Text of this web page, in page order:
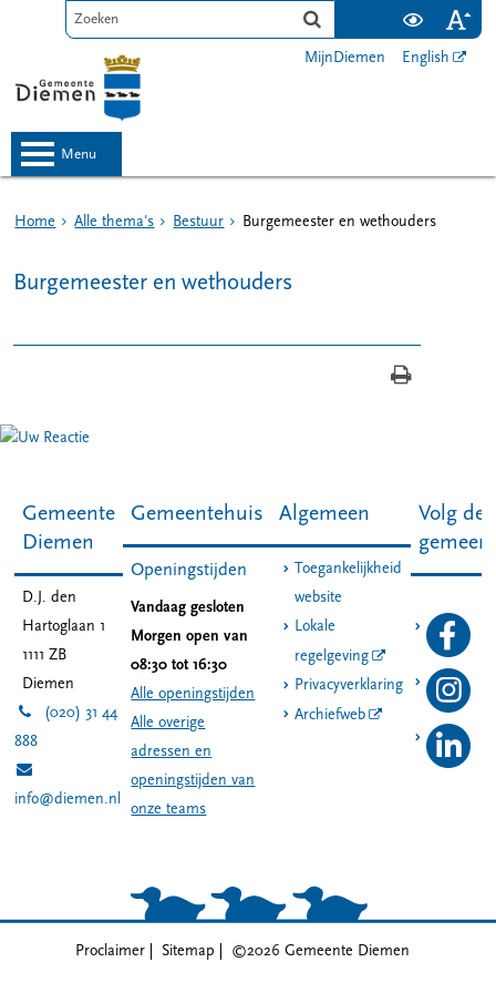
MijnDiemen English
menu
Home Alle thema's Bestuur Burgemeester en wethouders
Burgemeester en wethouders
Gemeente
Diemen
D.J. den
Hartoglaan 1
1111 ZB
Diemen
(020) 31 44
888
info@diemen.nl
Gemeentehuis
Openingstijden
Vandaag gesloten
Morgen open van
08:30 tot 16:30
Alle openingstijden
Alle overige
adressen en
openingstijden van
onze teams
Algemeen
Toegankelijkheid
website
Lokale
regelgeving
Privacyverklaring
Archiefweb
Volg de
Proclaimer Sitemap ©2026 Gemeente Diemen